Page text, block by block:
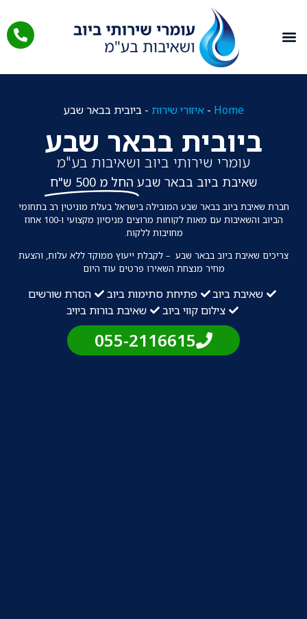
Home
-איזורי שירות -ביובית בבאר שבע
ביובית בבאר שבע
עומרי שירותי ביוב ושאיבות בע"מ
שאיבת ביוב בבאר שבע החל מ 500 ש"ח
חברת שאיבת ביוב בבאר שבע המובילה בישראל בעלת מוניטין רב בתחומי
הביוב והשאיבות עם מאות לקוחות מרוצים מניסיון מקצועי ו-100 אחוז
מחויבות ללקוח.
צריכים שאיבת ביוב בבאר שבע – לקבלת ייעוץ ממוקד ללא עלות, והצעת
מחיר מנצחת השאירו פרטים עוד היום
שאיבת ביוב פתיחת סתימות ביוב
הסרת שורשים
צילום קווי ביוב
שאיבת בורות ביויב
055-2116615